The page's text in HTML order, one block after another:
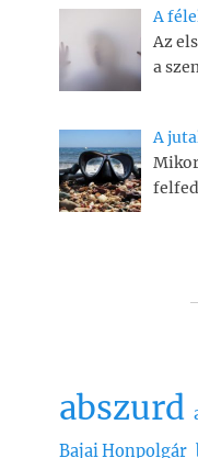
A
Az
a
A
abszurd
Bajai Honpolgár